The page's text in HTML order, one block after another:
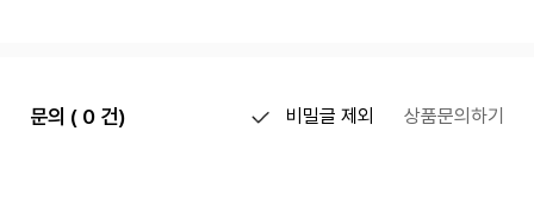
문의 ( 0 건) 비밀글 제외 상품문의하기